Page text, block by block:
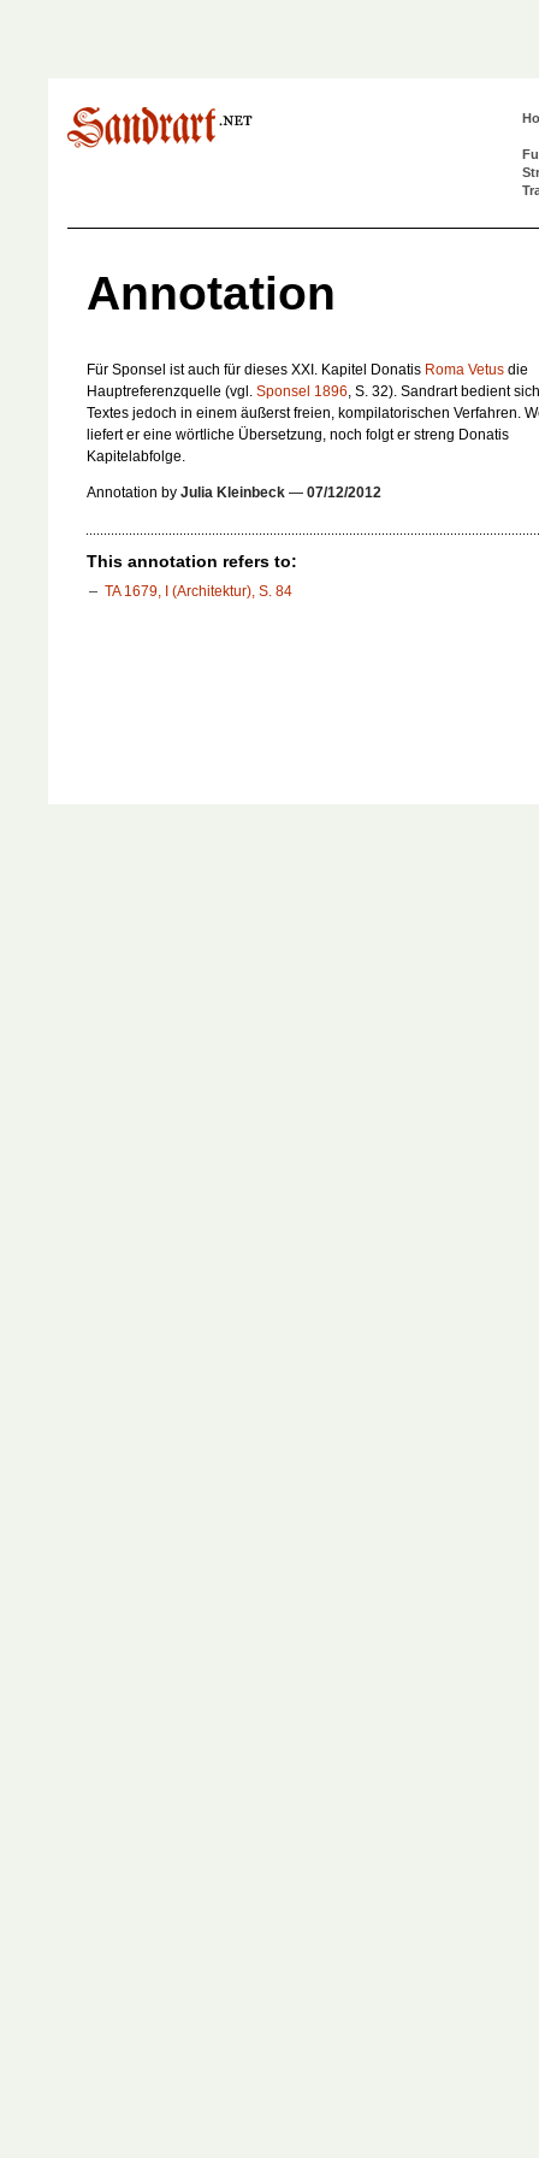
Annotation
Für Sponsel ist auch für dieses XXI. Kapitel Donatis Roma Vetus die
Hauptreferenzquelle (vgl. Sponsel 1896, S. 32). Sandrart bedient
Textes jedoch in einem äußerst freien, kompilatorischen Verfahren.
liefert er eine wörtliche Übersetzung, noch folgt er streng Donatis
Kapitelabfolge.
Annotation by Julia Kleinbeck — 07/12/2012
This annotation refers to:
TA 1679, I (Architektur), S. 84